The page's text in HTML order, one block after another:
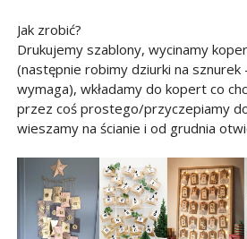
Jak zrobić?
Drukujemy szablony, wycinamy
(następnie robimy dziurki na
wymaga), wkładamy do kopert co
przez coś prostego/przyczepiamy
wieszamy na ścianie i od grudnia